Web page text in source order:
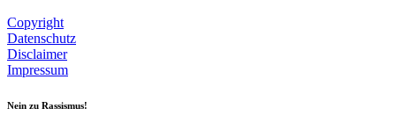
Copyright
Datenschutz
Disclaimer
Impressum
Nein zu Rassismus!